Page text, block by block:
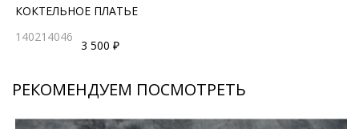
КОКТЕЛЬНОЕ ПЛАТЬЕ
140214046
3 500 ₽
РЕКОМЕНДУЕМ ПОСМОТРЕТЬ